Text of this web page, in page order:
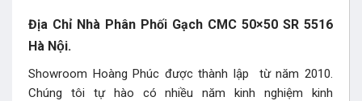
Địa Chỉ Nhà Phân Phối Gạch CMC 50×50 SR 5516
Hà Nội.
Showroom Hoàng Phúc được thành lập từ năm 2010.
Chúng tôi tự hào có nhiều năm kinh nghiệm kinh